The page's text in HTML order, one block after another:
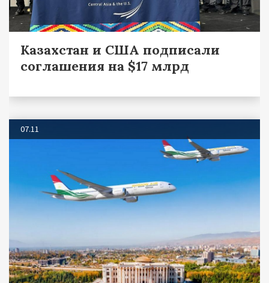
Казахстан и США подписали
соглашения на $17 млрд
07.11